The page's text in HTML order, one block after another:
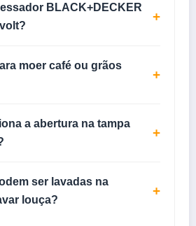
BLACK+DECKER
+
moer café ou grãos
+
a abertura na tampa
+
ser lavadas na
louça?
+